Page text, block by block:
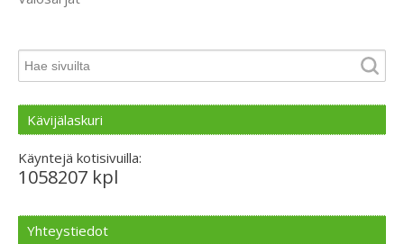
Kävijälaskuri
Käyntejä kotisivuilla:
1058207 kpl
Yhteystiedot